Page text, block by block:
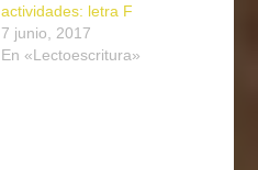
actividades: letra F
7 junio, 2017
En «Lectoescritura»